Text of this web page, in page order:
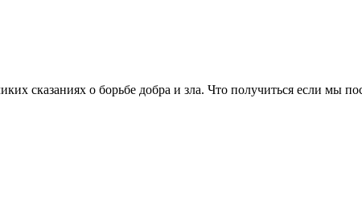
сказаниях о борьбе добра и зла. Что получиться если мы